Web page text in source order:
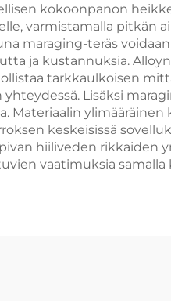
kokoonpanon
varmistamalla pitkän
maraging-teräs
ja kustannuksia.
tarkkaulkoisen
Lisäksi
Materiaalin
keskeisissä
hiiliveden rikkaiden
vaatimuksia